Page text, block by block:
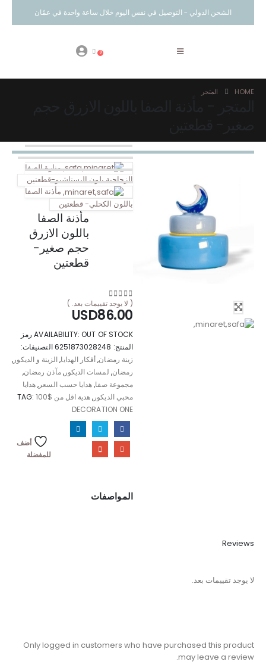
الشحن الدولي - التوصيل في نفس اليوم خلال ساعة واحدة في عمّان
0
HOME المتجر
منارة الصفا
الزجاجية بلون البستاشيو-قطعتين
مأذنة الصفا
باللون الكحلي- قطعتين
مأذنة الصفا
باللون الازرق
حجم صغير-
قطعتين
0
out of 5
( لا يوجد تقييمات بعد. )
USD86.00
AVAILABILITY:OUT OF STOCK
رمز
المنتج: 6251873028248التصنيفات:
زينة رمضان,أفكار الهدايا,الزينة و الديكور,
رمضان, لمسات الديكور,مآذن رمضان,
مجموعة صفا,هدايا حسب السعر,هدايا
محبي الديكور,هدية اقل من $100
TAG:
DECORATION ONE
أضف
للمفضلة
المواصفات
Reviews
لا يوجد تقييمات بعد.
Only logged in customers who have purchased this product
may leave a review.